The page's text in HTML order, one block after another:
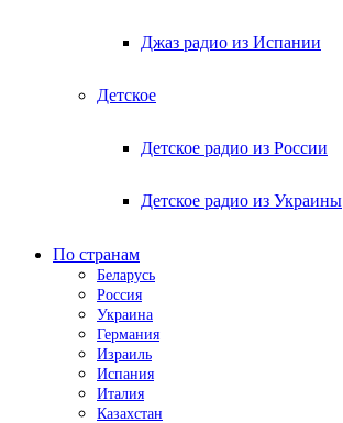
Джаз радио из Испании
Детское
Детское радио из России
Детское радио из Украины
По странам
Беларусь
Россия
Украина
Германия
Израиль
Испания
Италия
Казахстан